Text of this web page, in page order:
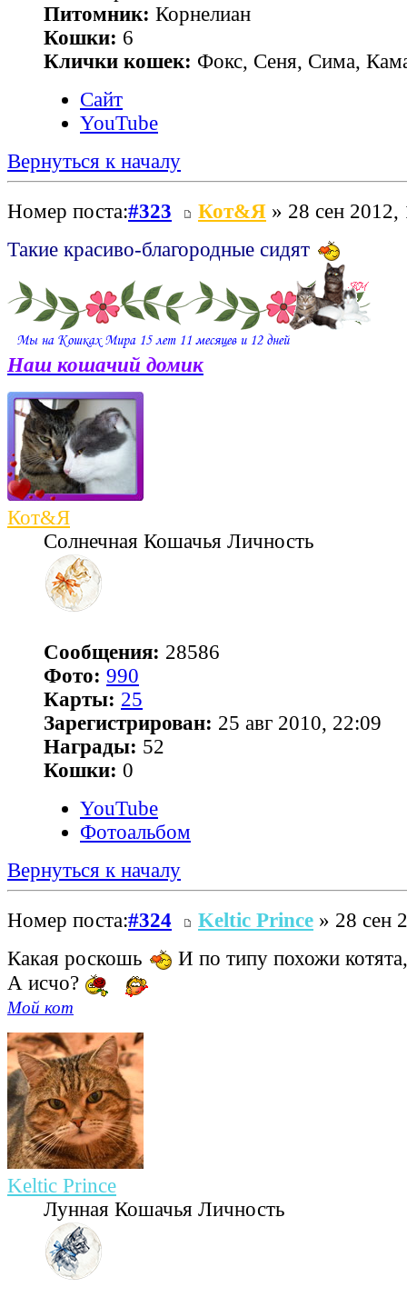
Питомник: Корнелиан
Кошки: 6
Клички кошек: Фокс, Сеня, Сима,
Сайт
YouTube
Вернуться к началу
Номер поста:#323 Кот&Я » 28 сен 2012,
Такие красиво-благородные сидят
Наш кошачий домик
Кот&Я
Солнечная Кошачья Личность
Сообщения: 28586
Фото: 990
Карты: 25
Зарегистрирован: 25 авг 2010, 22:09
Награды: 52
Кошки: 0
YouTube
Фотоальбом
Вернуться к началу
Номер поста:#324 Keltic Prince » 28 сен
Какая роскошь
И по типу похожи
А исчо?
Мой кот
Keltic Prince
Лунная Кошачья Личность